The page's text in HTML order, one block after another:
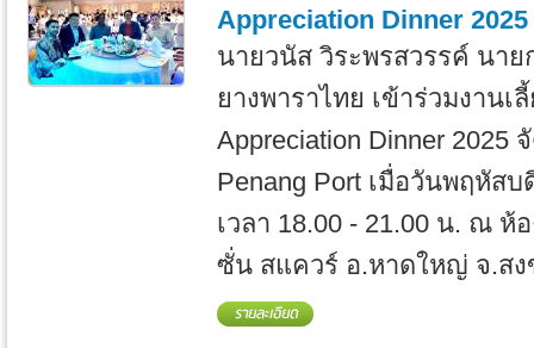
Appreciation Dinner 2025
นายวนัส วิระพรสวรรค์ นา
ยางพาราไทย เข้าร่วมงานเ
Appreciation Dinner 2025
Penang Port เมื่อวันพฤหัส
เวลา 18.00 - 21.00 น. ณ ห้
ซั่น สแควร์ อ.หาดใหญ่ จ.สง